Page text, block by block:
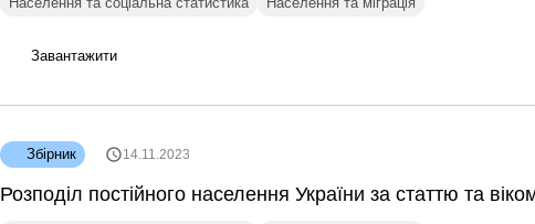
Завантажити
Збірник 14.11.2023
Розподіл постійного населення України за статтю та